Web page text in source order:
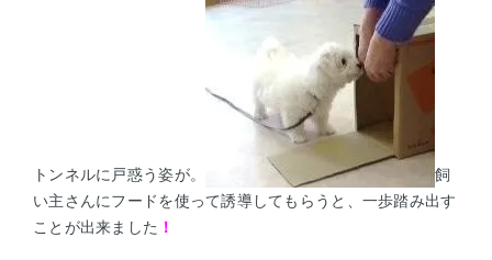
トンネルに戸惑う姿が。
飼
い主さんにフードを使って誘導してもらうと、一歩踏み出す
ことが出来ました ！